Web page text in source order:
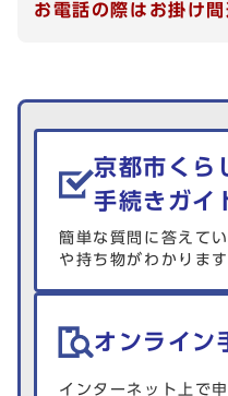
お電話の際はお掛け
生活情報を探す
京都市くら
手続きガイ
簡単な質問に答えて
や持ち物がわかります
オンライン
インターネット上で